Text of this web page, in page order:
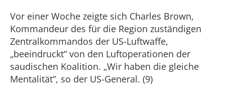
Vor einer Woche zeigte sich Charles Brown,
Kommandeur des für die Region zuständigen
Zentralkommandos der US-Luftwaffe,
„beeindruckt“ von den Luftoperationen der
saudischen Koalition. „Wir haben die gleiche
Mentalität“, so der US-General. (9)